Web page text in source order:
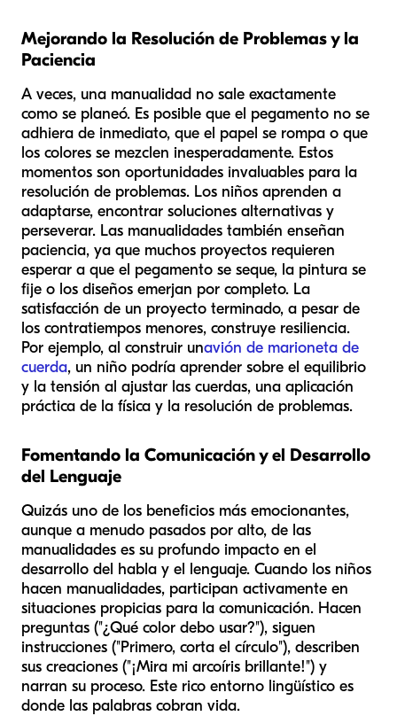
Mejorando la Resolución de Problemas y la
Paciencia
A veces, una manualidad no sale exactamente
como se planeó. Es posible que el pegamento no se
adhiera de inmediato, que el papel se rompa o que
los colores se mezclen inesperadamente. Estos
momentos son oportunidades invaluables para la
resolución de problemas. Los niños aprenden a
adaptarse, encontrar soluciones alternativas y
perseverar. Las manualidades también enseñan
paciencia, ya que muchos proyectos requieren
esperar a que el pegamento se seque, la pintura se
fije o los diseños emerjan por completo. La
satisfacción de un proyecto terminado, a pesar de
los contratiempos menores, construye resiliencia.
Por ejemplo, al construir unavión de marioneta de
cuerda, un niño podría aprender sobre el equilibrio
y la tensión al ajustar las cuerdas, una aplicación
práctica de la física y la resolución de problemas.
Fomentando la Comunicación y el Desarrollo
del Lenguaje
Quizás uno de los beneficios más emocionantes,
aunque a menudo pasados por alto, de las
manualidades es su profundo impacto en el
desarrollo del habla y el lenguaje. Cuando los niños
hacen manualidades, participan activamente en
situaciones propicias para la comunicación. Hacen
preguntas ("¿Qué color debo usar?"), siguen
instrucciones ("Primero, corta el círculo"), describen
sus creaciones ("¡Mira mi arcoíris brillante!") y
narran su proceso. Este rico entorno lingüístico es
donde las palabras cobran vida.